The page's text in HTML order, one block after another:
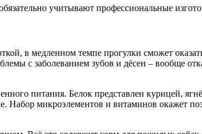
учитывают профессиональные
в медленном темпе прогулки сможет
с заболеванием зубов и дёсен – вообще
питания. Белок представлен курицей,
Набор микроэлементов и витаминов окажет